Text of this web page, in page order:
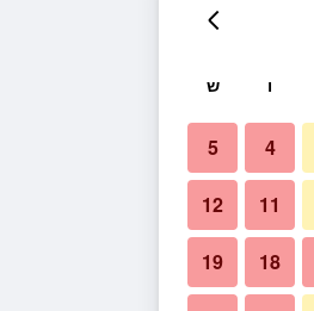
ו ש
4
5
11
12
18
19